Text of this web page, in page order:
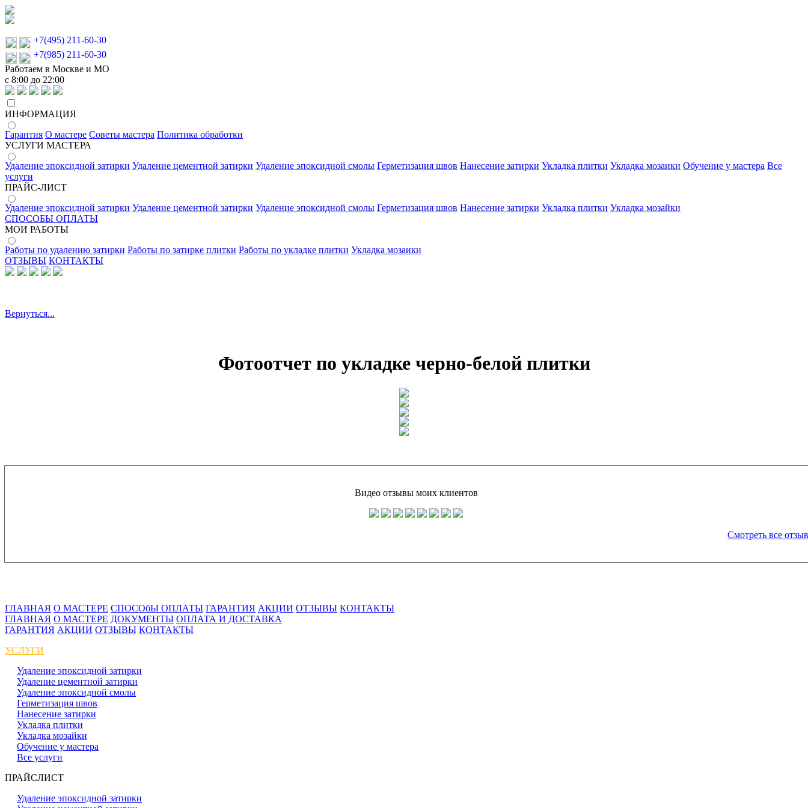
+7(495) 211-60-30
+7(985) 211-60-30
Работаем в Москве и МО
с 8:00 до 22:00
ИНФОРМАЦИЯ
Гарантия О мастере Советы мастера Политика обработки
УСЛУГИ МАСТЕРА
Удаление эпоксидной затирки Удаление цементной затирки Удаление эпоксидной смолы Герметизация швов Нанесение затирки Укладка плитки Укладка мозаики Обучение у мастера Все
услуги
ПРАЙС-ЛИСТ
Удаление эпоксидной затирки Удаление цементной затирки Удаление эпоксидной смолы Герметизация швов Нанесение затирки Укладка плитки Укладка мозайки
СПОСОБЫ ОПЛАТЫ
МОИ РАБОТЫ
Работы по удалению затирки Работы по затирке плитки Работы по укладке плитки Укладка мозаики
ОТЗЫВЫ КОНТАКТЫ
Вернуться...
Фотоотчет по укладке черно-белой плитки
Видео отзывы моих клиентов
Смотреть все
ГЛАВНАЯ О МАСТЕРЕ СПОСОбЫ ОПЛАТЫ ГАРАНТИЯ АКЦИИ ОТЗЫВЫ КОНТАКТЫ
ГЛАВНАЯ О МАСТЕРЕ ДОКУМЕНТЫ ОПЛАТА И ДОСТАВКА
ГАРАНТИЯ АКЦИИ ОТЗЫВЫ КОНТАКТЫ
УСЛУГИ
Удаление эпоксидной затирки
Удаление цементной затирки
Удаление эпоксидной смолы
Герметизация швов
Нанесение затирки
Укладка плитки
Укладка мозайки
Обучение у мастера
Все услуги
ПРАЙСЛИСТ
Удаление эпоксидной затирки